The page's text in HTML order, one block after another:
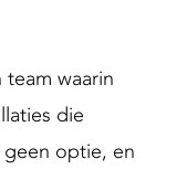
waarin
die
geen optie, en